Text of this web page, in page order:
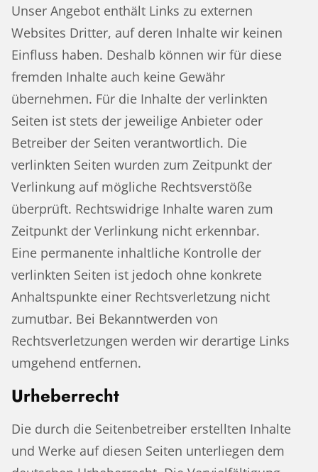
Unser Angebot enthält Links zu externen
Websites Dritter, auf deren Inhalte wir keinen
Einfluss haben. Deshalb können wir für diese
fremden Inhalte auch keine Gewähr
übernehmen. Für die Inhalte der verlinkten
Seiten ist stets der jeweilige Anbieter oder
Betreiber der Seiten verantwortlich. Die
verlinkten Seiten wurden zum Zeitpunkt der
Verlinkung auf mögliche Rechtsverstöße
überprüft. Rechtswidrige Inhalte waren zum
Zeitpunkt der Verlinkung nicht erkennbar.
Eine permanente inhaltliche Kontrolle der
verlinkten Seiten ist jedoch ohne konkrete
Anhaltspunkte einer Rechtsverletzung nicht
zumutbar. Bei Bekanntwerden von
Rechtsverletzungen werden wir derartige Links
umgehend entfernen.
Urheberrecht
Die durch die Seitenbetreiber erstellten Inhalte
und Werke auf diesen Seiten unterliegen dem